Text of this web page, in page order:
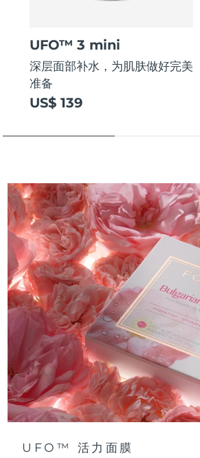
UFO™ 3 mini
深层面部补水，为肌肤做好完美
准备
US$ 139
UFO™ 活力面膜